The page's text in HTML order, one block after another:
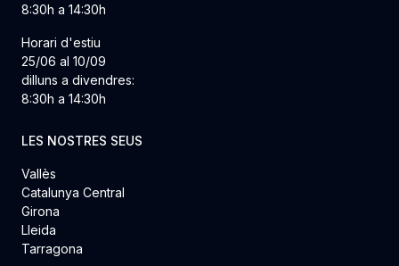
8:30h a 14:30h
Horari d'estiu
25/06 al 10/09
dilluns a divendres:
8:30h a 14:30h
LES NOSTRES SEUS
Vallès
Catalunya Central
Girona
Lleida
Tarragona